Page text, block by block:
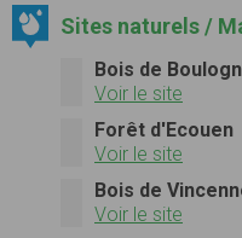
Sites naturels /
Bois de
Voir le site
Forêt d'Ecouen
Voir le site
Bois de
Voir le site